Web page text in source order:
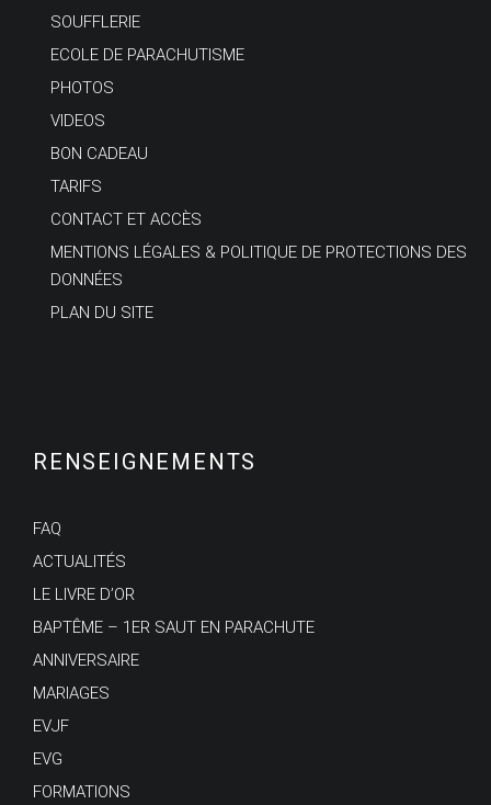
SOUFFLERIE
ECOLE DE PARACHUTISME
PHOTOS
VIDEOS
BON CADEAU
TARIFS
CONTACT ET ACCÈS
MENTIONS LÉGALES & POLITIQUE DE PROTECTIONS DES
DONNÉES
PLAN DU SITE
RENSEIGNEMENTS
FAQ
ACTUALITÉS
LE LIVRE D’OR
BAPTÊME – 1ER SAUT EN PARACHUTE
ANNIVERSAIRE
MARIAGES
EVJF
EVG
FORMATIONS